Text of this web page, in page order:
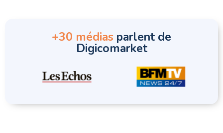
+30 médias parlent de
Digicomarket